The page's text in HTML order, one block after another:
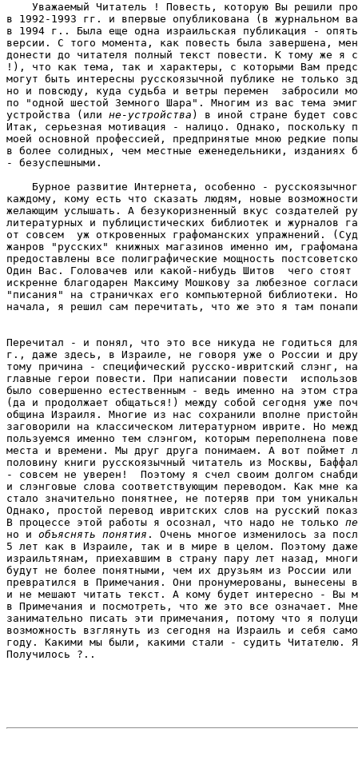
Уважаемый Читатель ! Повесть, которую Вы решили
в 1992-1993 гг. и впервые опубликована (в журнальном
в 1994 г.. Была еще одна израильская публикация -
версии. С того момента, как повесть была завершена,
донести до читателя полный текст повести. К тому же я
!), что как тема, так и характеры, с которыми Вам
могут быть интересны русскоязычной публике не только
но и повсюду, куда судьба и ветры перемен  забросили
по "одной шестой Земного Шара". Многим из вас тема
устройства (или не-устройства ) в иной стране будет
Итак, серьезная мотивация - налицо. Однако, поскольку
моей основной профессией, предпринятые мною редкие
в более солидных, чем местные еженедельники, изданиях
- безуспешными.
Бурное развитие Интернета, особенно -
каждому, кому есть что сказать людям, новые
желающим услышать. А безукоризненный вкус создателей
литературных и публицистических библиотек и журналов
от совсем  уж откровенных графоманских упражнений.
жанров "русских" книжных магазинов именно им,
предоставлены все полиграфические мощность
Один Вас. Головачев или какой-нибудь Шитов  чего
искренне благодарен Максиму Мошкову за любезное
"писания" на страничках его компьютерной библиотеки.
Перечитал - и понял, что это все никуда не годиться
г., даже здесь, в Израиле, не говоря уже о России и
тому причина - специфический русско-ивритский слэнг,
главные герои повести. При написании повести
было совершенно естественным - ведь именно на этом
(да и продолжает общаться!) между собой сегодня уже
община Израиля. Многие из нас сохранили вполне
заговорили на классическом литературном иврите. Но
пользуемся именно тем слэнгом, которым переполнена
места и времени. Мы друг друга понимаем. А вот поймет
половину книги русскоязычный читатель из Москвы,
- совсем не уверен!  Поэтому я счел своим долгом
и слэнговые слова соответствующим переводом. Как мне
стало значительно понятнее, не потеряв при том
Однако, простой перевод ивритских слов на русский
В процессе этой работы я осознал, что надо не только
но и объяснять понятия . Очень многое изменилось за
5 лет как в Израиле, так и в мире в целом. Поэтому
израильтянам, приехавшим в страну пару лет назад,
будут не более понятными, чем их друзьям из России или
превратился в Примечания. Они пронумерованы, вынесены
и не мешают читать текст. А кому будет интересно - Вы
в Примечания и посмотреть, что же это все означает.
занимательно писать эти примечания, потому что я
возможность взглянуть из сегодня на Израиль и себя
году. Какими мы были, какими стали - судить Читателю.
Получилось ?..